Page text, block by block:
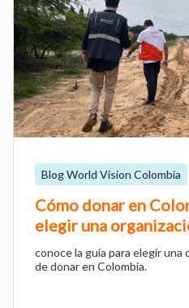
Blog World Vision Colombia
Cómo donar en
elegir una
conoce la guía para elegir
de donar en Colombia.